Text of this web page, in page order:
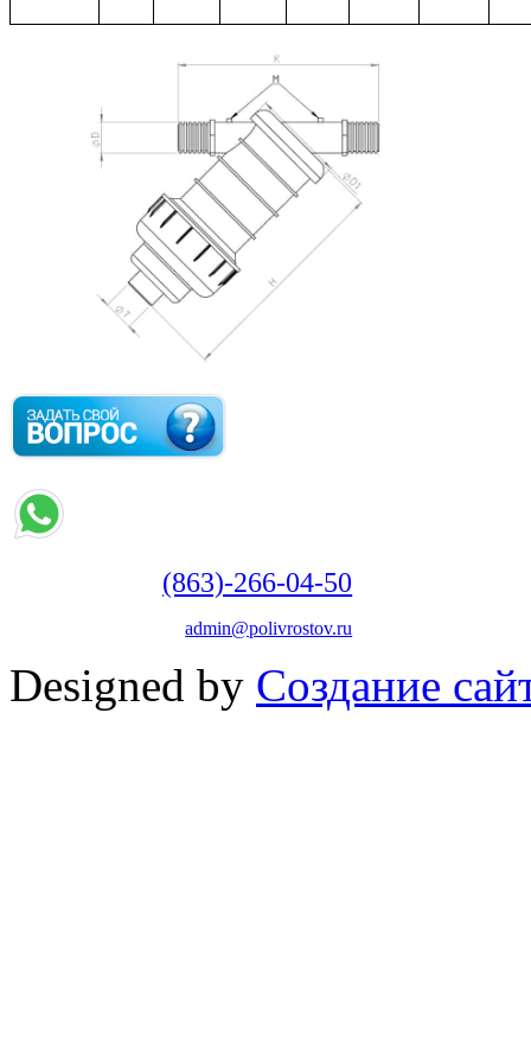
(863)-266-04-50
admin@polivrostov.ru
Designed by Создание